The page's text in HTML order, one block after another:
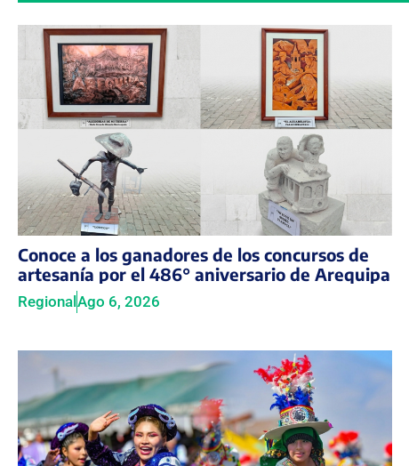
Conoce a los ganadores de los concursos de
artesanía por el 486° aniversario de Arequipa
Regional Ago 6, 2026